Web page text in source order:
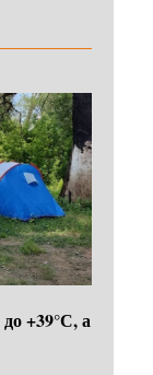
+39°С, а